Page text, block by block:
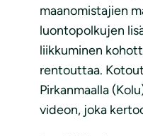
maanomistajien
luontopolkujen
liikkuminen
rentouttaa.
Pirkanmaalla
videon, joka